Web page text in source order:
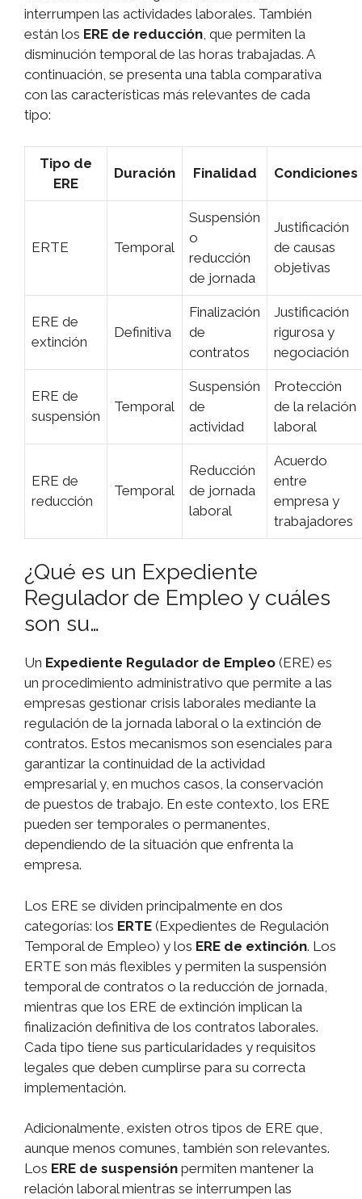
interrumpen las actividades laborales. También
están los ERE de reducción, que permiten la
disminución temporal de las horas trabajadas. A
continuación, se presenta una tabla comparativa
con las características más relevantes de cada
tipo:
Tipo de
ERE
Duración Finalidad Condiciones
ERTE Temporal
Suspensión
o
reducción
de jornada
Justificación
de causas
objetivas
ERE de
extinción
Definitiva
Finalización
de
contratos
Justificación
rigurosa y
negociación
ERE de
suspensión
Temporal
Suspensión
de
actividad
Protección
de la relación
laboral
ERE de
reducción
Temporal
Reducción
de jornada
laboral
Acuerdo
entre
empresa y
trabajadores
¿Qué es un Expediente
Regulador de Empleo y cuáles
son su…
Un Expediente Regulador de Empleo (ERE) es
un procedimiento administrativo que permite a las
empresas gestionar crisis laborales mediante la
regulación de la jornada laboral o la extinción de
contratos. Estos mecanismos son esenciales para
garantizar la continuidad de la actividad
empresarial y, en muchos casos, la conservación
de puestos de trabajo. En este contexto, los ERE
pueden ser temporales o permanentes,
dependiendo de la situación que enfrenta la
empresa.
Los ERE se dividen principalmente en dos
categorías: los ERTE (Expedientes de Regulación
Temporal de Empleo) y los ERE de extinción. Los
ERTE son más flexibles y permiten la suspensión
temporal de contratos o la reducción de jornada,
mientras que los ERE de extinción implican la
finalización definitiva de los contratos laborales.
Cada tipo tiene sus particularidades y requisitos
legales que deben cumplirse para su correcta
implementación.
Adicionalmente, existen otros tipos de ERE que,
aunque menos comunes, también son relevantes.
Los ERE de suspensión permiten mantener la
relación laboral mientras se interrumpen las